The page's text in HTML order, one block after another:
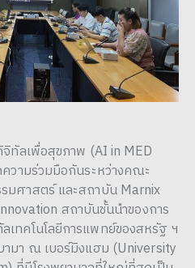
จิทัลเพื่อสุขภาพ (AI in MED
วามร่วมมือกันระหว่างคณะ
มศาสตร์ และสถาบัน Marnix
สถาบันชั้นนำของการ
เทคโนโลยีการแพทย์ของสหรัฐ ฯ
ามา ณ เบอร์มิงแฮม (University